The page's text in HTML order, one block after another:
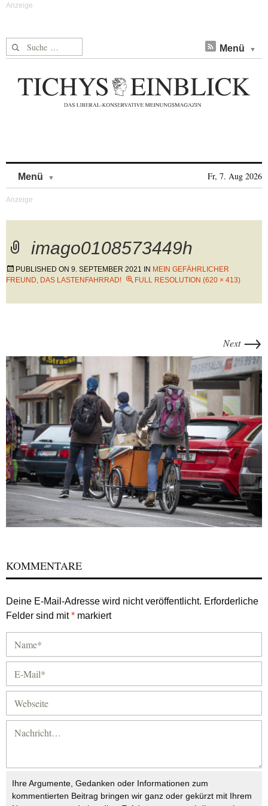
Suche nach: Menü
Menü Fr, 7. Aug 2026
imago0108573449h
PUBLISHED ON 9. SEPTEMBER 2021 IN MEIN GEFÄHRLICHER
FREUND, DAS LASTENFAHRRAD!
FULL RESOLUTION (620 × 413)
Next →
KOMMENTARE
Deine E-Mail-Adresse wird nicht veröffentlicht. Erforderliche
Felder sind mit* markiert
Ihre Argumente, Gedanken oder Informationen zum
kommentierten Beitrag bringen wir ganz oder gekürzt mit Ihrem